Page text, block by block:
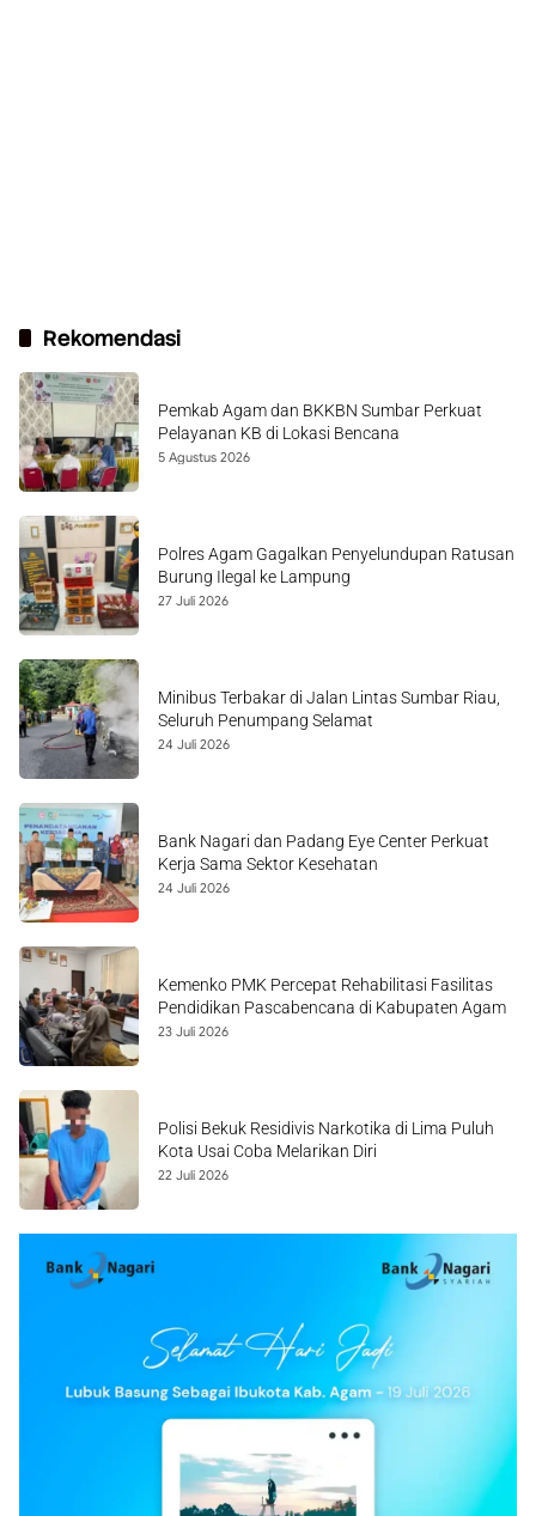
Rekomendasi
Pemkab Agam dan BKKBN Sumbar Perkuat
Pelayanan KB di Lokasi Bencana
5 Agustus 2026
Polres Agam Gagalkan Penyelundupan Ratusan
Burung Ilegal ke Lampung
27 Juli 2026
Minibus Terbakar di Jalan Lintas Sumbar Riau,
Seluruh Penumpang Selamat
24 Juli 2026
Bank Nagari dan Padang Eye Center Perkuat
Kerja Sama Sektor Kesehatan
24 Juli 2026
Kemenko PMK Percepat Rehabilitasi Fasilitas
Pendidikan Pascabencana di Kabupaten Agam
23 Juli 2026
Polisi Bekuk Residivis Narkotika di Lima Puluh
Kota Usai Coba Melarikan Diri
22 Juli 2026